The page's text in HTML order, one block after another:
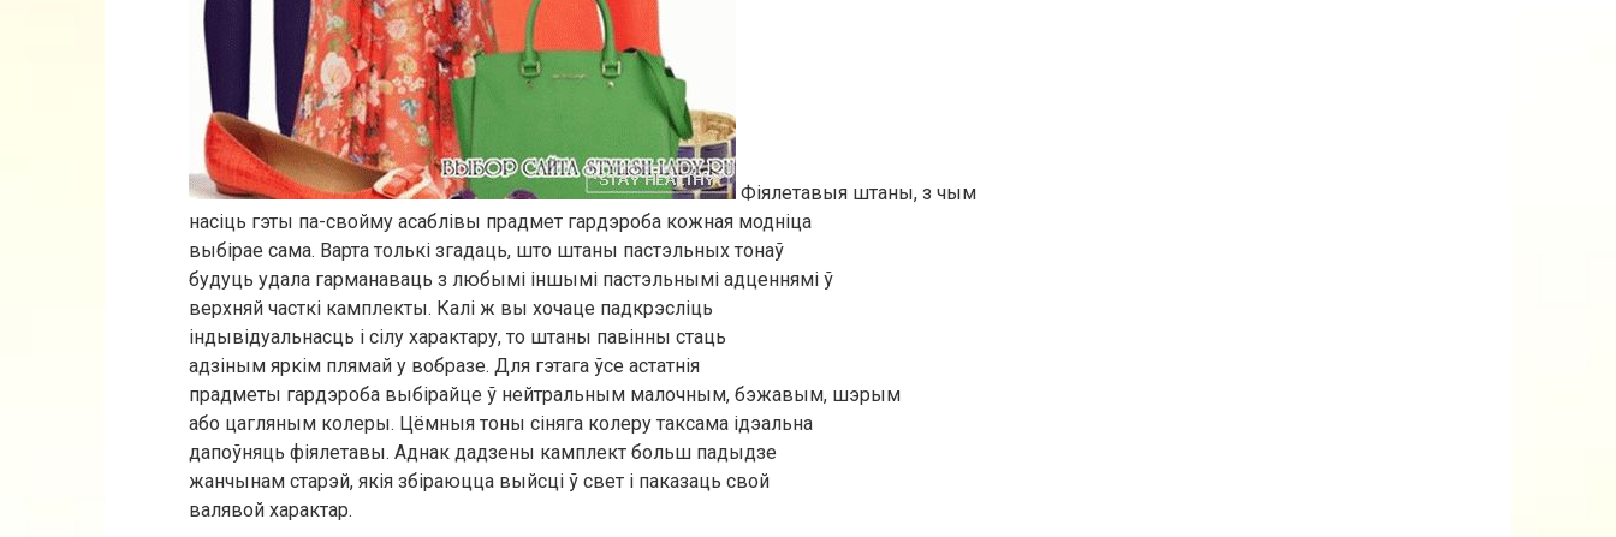
Фіялетавыя штаны, з чым
насіць гэты па-свойму асаблівы прадмет гардэроба кожная модніца
выбірае сама. Варта толькі згадаць, што штаны пастэльных тонаў
будуць удала гарманаваць з любымі іншымі пастэльнымі адценнямі ў
верхняй часткі камплекты. Калі ж вы хочаце падкрэсліць
індывідуальнасць і сілу характару, то штаны павінны стаць
адзіным яркім плямай у вобразе. Для гэтага ўсе астатнія
прадметы гардэроба выбірайце ў нейтральным малочным, бэжавым, шэрым
або цагляным колеры. Цёмныя тоны сіняга колеру таксама ідэальна
дапоўняць фіялетавы. Аднак дадзены камплект больш падыдзе
жанчынам старэй, якія збіраюцца выйсці ў свет і паказаць свой
валявой характар.